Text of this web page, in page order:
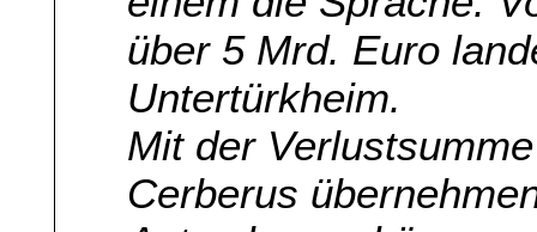
über 5 Mrd. Euro
Untertürkheim.
Mit der
Cerberus